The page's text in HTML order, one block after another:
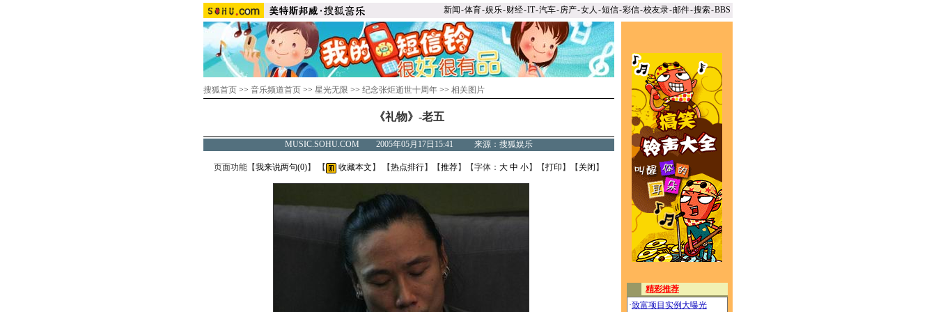
新闻-体育-娱乐-财经-IT-汽车-房产-女人 -短信-彩信-校友录-邮件-搜索-BBS
搜狐首页 >> 音乐频道首页 >> 星光无限 >> 纪念张炬逝世十周年 >> 相关图片
《礼物》-老五
MUSIC.SOHU.COM 2005年05月17日15:41 来源：搜狐娱乐
页面功能【我来说两句(0)】 【 收藏本文 】 【热点排行】【推荐】【字体： 大 中 小】【打印 】【 关闭 】